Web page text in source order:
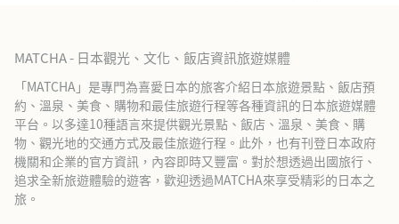
MATCHA - 日本觀光、文化、飯店資訊旅遊媒體
「MATCHA」是專門為喜愛日本的旅客介紹日本旅遊景點、飯店預
約、溫泉、美食、購物和最佳旅遊行程等各種資訊的日本旅遊媒體
平台。以多達10種語言來提供觀光景點、飯店、溫泉、美食、購
物、觀光地的交通方式及最佳旅遊行程。此外，也有刊登日本政府
機關和企業的官方資訊，內容即時又豐富。對於想透過出國旅行、
追求全新旅遊體驗的遊客，歡迎透過MATCHA來享受精彩的日本之
旅。